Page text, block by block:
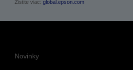
Zistite viac: global.epson.com
Novinky